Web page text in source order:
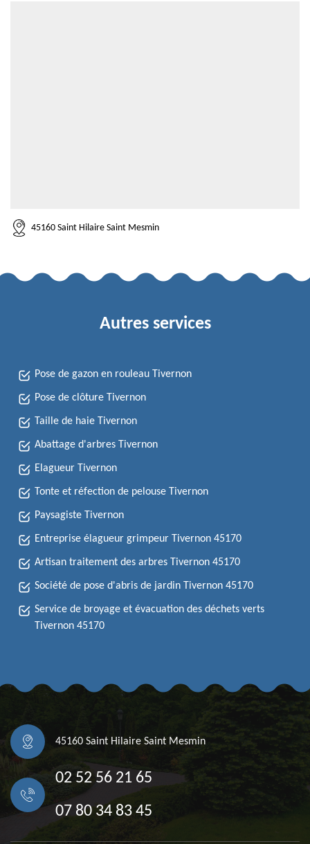
45160 Saint Hilaire Saint Mesmin
Autres services
Pose de gazon en rouleau Tivernon
Pose de clôture Tivernon
Taille de haie Tivernon
Abattage d'arbres Tivernon
Elagueur Tivernon
Tonte et réfection de pelouse Tivernon
Paysagiste Tivernon
Entreprise élagueur grimpeur Tivernon 45170
Artisan traitement des arbres Tivernon 45170
Société de pose d'abris de jardin Tivernon 45170
Service de broyage et évacuation des déchets verts
Tivernon 45170
45160 Saint Hilaire Saint Mesmin
02 52 56 21 65
07 80 34 83 45